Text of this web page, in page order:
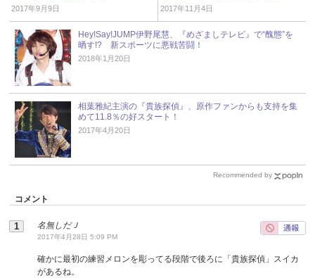
2017年9月9日 2017年11月4日
Hey!Say!JUMP伊野尾慧、『めざましテレビ』で“醜態”を
晒す!? 新スポーツに悪戦苦闘！
2018年1月20日
相葉雅紀主演の『貴族探偵』、原作ファンからも支持を集
めて11.8％の好スタート！
2017年4月20日
Recommended by
コメント
名無しだＪ
2017年4月28日 5:09 PM
確かに最初の練習メロンを彫ってる段階で後ろに「貴族探偵」スイカ
があるね。